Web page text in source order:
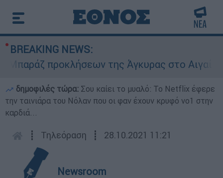
BREAKING NEWS:
προκλήσεων της Άγκυρας στο Αιγαίο:
δημοφιλές τώρα: Σου καίει το μυαλό: Το Netflix έφερε
την ταινιάρα του Νόλαν που οι φαν έχουν κρυφό νο1 στην
καρδιά...
┋ Τηλεόραση ┋ 28.10.2021 11:21
Newsroom